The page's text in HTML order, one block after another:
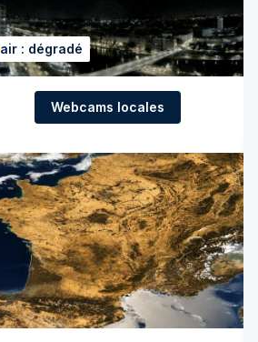
air : dégradé
Webcams locales